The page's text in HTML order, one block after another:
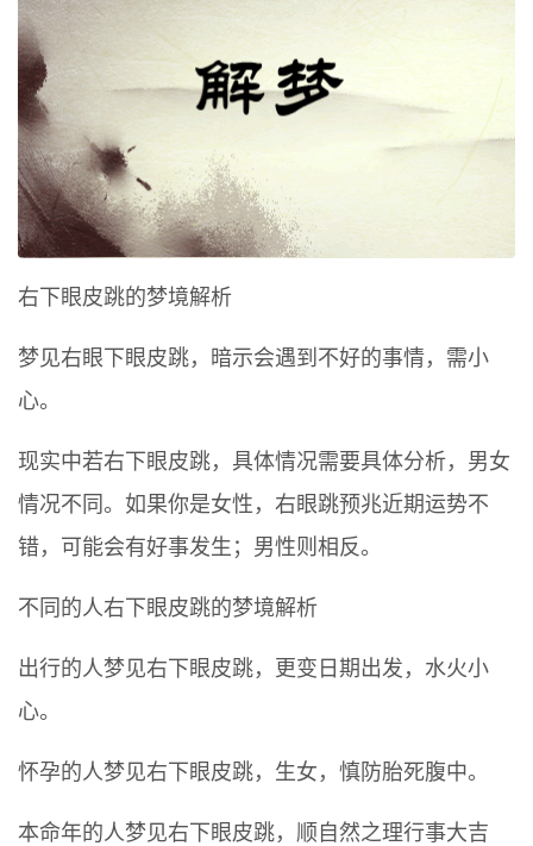
右下眼皮跳的梦境解析
梦见右眼下眼皮跳，暗示会遇到不好的事情，需小
心。
现实中若右下眼皮跳，具体情况需要具体分析，男女
情况不同。如果你是女性，右眼跳预兆近期运势不
错，可能会有好事发生；男性则相反。
不同的人右下眼皮跳的梦境解析
出行的人梦见右下眼皮跳，更变日期出发，水火小
心。
怀孕的人梦见右下眼皮跳，生女，慎防胎死腹中。
本命年的人梦见右下眼皮跳，顺自然之理行事大吉